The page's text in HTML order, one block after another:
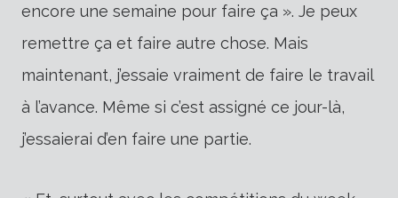
encore une semaine pour faire ça ». Je peux
remettre ça et faire autre chose. Mais
maintenant, j’essaie vraiment de faire le travail
à l’avance. Même si c’est assigné ce jour-là,
j’essaierai d’en faire une partie.